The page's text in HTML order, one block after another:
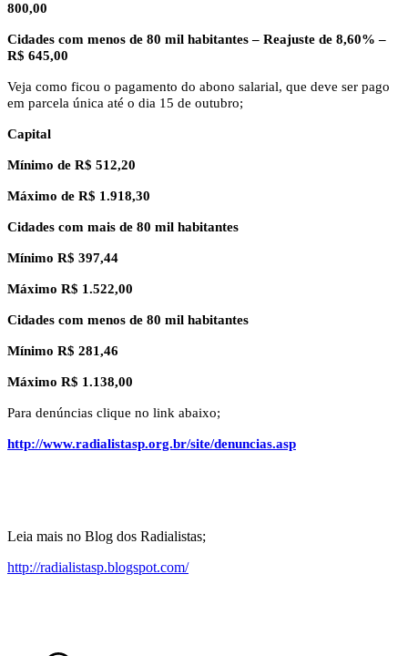
800,00
Cidades com menos de 80 mil habitantes – Reajuste de 8,60% –
R$ 645,00
Veja como ficou o pagamento do abono salarial, que deve ser pago
em parcela única até o dia 15 de outubro;
Capital
Mínimo de R$ 512,20
Máximo de R$ 1.918,30
Cidades com mais de 80 mil habitantes
Mínimo R$ 397,44
Máximo R$ 1.522,00
Cidades com menos de 80 mil habitantes
Mínimo R$ 281,46
Máximo R$ 1.138,00
Para denúncias clique no link abaixo;
http://www.radialistasp.org.br/site/denuncias.asp
Leia mais no Blog dos Radialistas;
http://radialistasp.blogspot.com/